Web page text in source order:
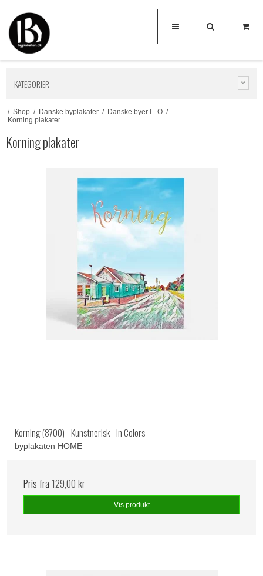
KATEGORIER
/ Shop / Danske byplakater / Danske byer I - O /
Korning plakater
Korning plakater
Korning (8700) - Kunstnerisk - In Colors
byplakaten HOME
Pris fra129,00 kr
Vis produkt